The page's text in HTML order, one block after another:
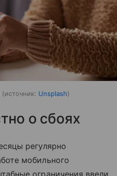
источник: Unsplash
о сбоях
регулярно
мобильного